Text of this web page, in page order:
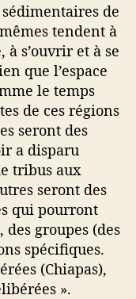
de
tendent à
s’ouvrir et à se
que l’espace
le temps
de ces régions
seront des
a disparu
tribus aux
seront des
qui pourront
groupes (des
spécifiques.
(Chiapas),
».